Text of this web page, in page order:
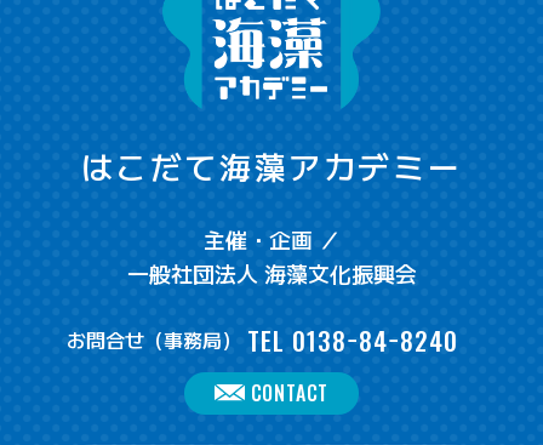
はこだて海藻アカデミー
主催・企画 ／
一般社団法人 海藻文化振興会
お問合せ（事務局） TEL 0138−84−8240
CONTACT